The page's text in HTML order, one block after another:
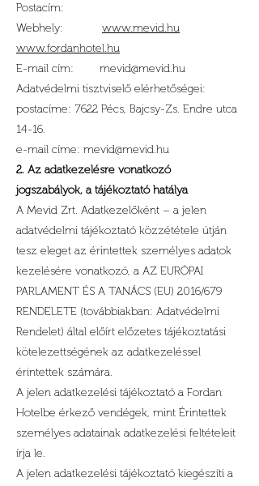
Postacím:
Webhely: www.mevid.hu
www.fordanhotel.hu
E-mail cím: mevid@mevid.hu
Adatvédelmi tisztviselő elérhetőségei:
postacíme: 7622 Pécs, Bajcsy-Zs. Endre utca
14-16.
e-mail címe: mevid@mevid.hu
2. Az adatkezelésre vonatkozó
jogszabályok, a tájékoztató hatálya
A Mevid Zrt. Adatkezelőként – a jelen
adatvédelmi tájékoztató közzététele útján
tesz eleget az érintettek személyes adatok
kezelésére vonatkozó, a AZ EURÓPAI
PARLAMENT ÉS A TANÁCS (EU) 2016/679
RENDELETE (továbbiakban: Adatvédelmi
Rendelet) által előírt előzetes tájékoztatási
kötelezettségének az adatkezeléssel
érintettek számára.
A jelen adatkezelési tájékoztató a Fordan
Hotelbe érkező vendégek, mint Érintettek
személyes adatainak adatkezelési feltételeit
írja le.
A jelen adatkezelési tájékoztató kiegészíti a